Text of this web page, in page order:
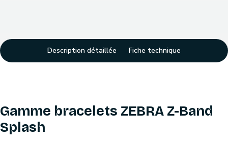
Description détaillée Fiche technique
Gamme bracelets ZEBRA Z-Band
Splash